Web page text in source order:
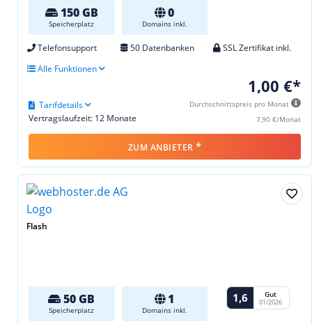
150 GB
Speicherplatz
0
Domains inkl.
Telefonsupport 50 Datenbanken
SSL Zertifikat inkl.
Alle Funktionen
1,00 €*
Durchschnittspreis pro Monat
7,90 €/Monat
Vertragslaufzeit: 12 Monate
Tarifdetails
ZUM ANBIETER *
Flash
50 GB
Speicherplatz
1
Domains inkl.
1,6 Gut
01/2026